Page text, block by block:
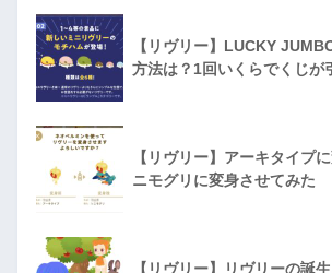
【リヴリー】LUCKY
方法は？1回いくらでくじが
【リヴリー】アーキタイプ
ニモグリに変身させてみた
【リヴリー】リヴリーの誕